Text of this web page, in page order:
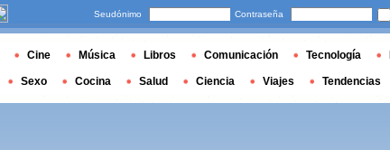
Seudónimo Contraseña
Cine Música Libros Comunicación Tecnología
Sexo Cocina Salud Ciencia Viajes Tendencias